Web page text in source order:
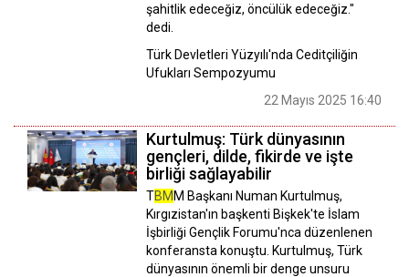
şahitlik edeceğiz, öncülük edeceğiz."
dedi.
Türk Devletleri Yüzyılı'nda Ceditçiliğin
Ufukları Sempozyumu
22 Mayıs 2025 16:40
Kurtulmuş: Türk dünyasının
gençleri, dilde, fikirde ve işte
birliği sağlayabilir
TBM M Başkanı Numan Kurtulmuş,
Kırgızistan'ın başkenti Bişkek'te İslam
İşbirliği Gençlik Forumu'nca düzenlenen
konferansta konuştu. Kurtulmuş, Türk
dünyasının önemli bir denge unsuru